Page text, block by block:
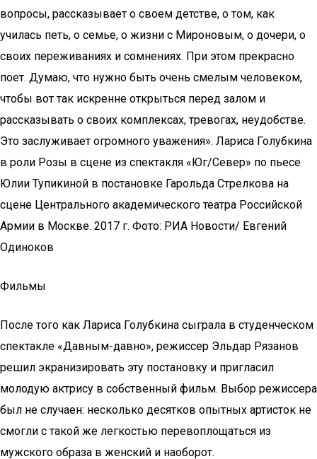
вопросы, рассказывает о своем детстве, о том, как
училась петь, о семье, о жизни с Мироновым, о дочери, о
своих переживаниях и сомнениях. При этом прекрасно
поет. Думаю, что нужно быть очень смелым человеком,
чтобы вот так искренне открыться перед залом и
рассказывать о своих комплексах, тревогах, неудобстве.
Это заслуживает огромного уважения». Лариса Голубкина
в роли Розы в сцене из спектакля «Юг/Север» по пьесе
Юлии Тупикиной в постановке Гарольда Стрелкова на
сцене Центрального академического театра Российской
Армии в Москве. 2017 г. Фото: РИА Новости/ Евгений
Одиноков
Фильмы
После того как Лариса Голубкина сыграла в студенческом
спектакле «Давным-давно», режиссер Эльдар Рязанов
решил экранизировать эту постановку и пригласил
молодую актрису в собственный фильм. Выбор режиссера
был не случаен: несколько десятков опытных артисток не
смогли с такой же легкостью перевоплощаться из
мужского образа в женский и наоборот.